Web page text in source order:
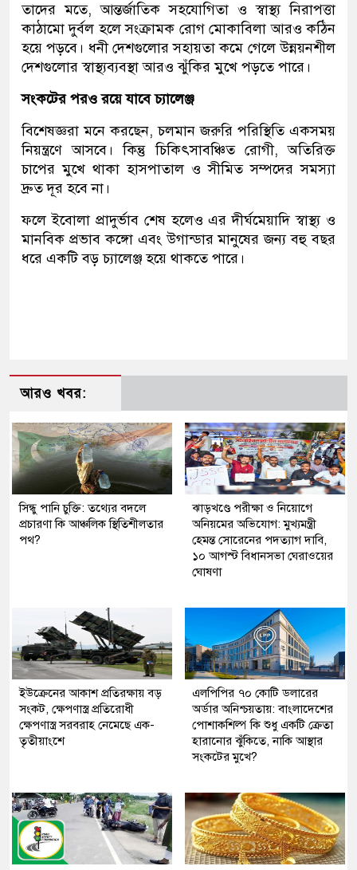
তাদের মতে, আন্তর্জাতিক সহযোগিতা ও স্বাস্থ্য নিরাপত্তা
কাঠামো দুর্বল হলে সংক্রামক রোগ মোকাবিলা আরও কঠিন
হয়ে পড়বে। ধনী দেশগুলোর সহায়তা কমে গেলে উন্নয়নশীল
দেশগুলোর স্বাস্থ্যব্যবস্থা আরও ঝুঁকির মুখে পড়তে পারে।
সংকটের পরও রয়ে যাবে চ্যালেঞ্জ
বিশেষজ্ঞরা মনে করছেন, চলমান জরুরি পরিস্থিতি একসময়
নিয়ন্ত্রণে আসবে। কিন্তু চিকিৎসাবঞ্চিত রোগী, অতিরিক্ত
চাপের মুখে থাকা হাসপাতাল ও সীমিত সম্পদের সমস্যা
দ্রুত দূর হবে না।
ফলে ইবোলা প্রাদুর্ভাব শেষ হলেও এর দীর্ঘমেয়াদি স্বাস্থ্য ও
মানবিক প্রভাব কঙ্গো এবং উগান্ডার মানুষের জন্য বহু বছর
ধরে একটি বড় চ্যালেঞ্জ হয়ে থাকতে পারে।
আরও খবর:
সিন্ধু পানি চুক্তি: তথ্যের বদলে
প্রচারণা কি আঞ্চলিক স্থিতিশীলতার
পথ?
ঝাড়খণ্ডে পরীক্ষা ও নিয়োগে
অনিয়মের অভিযোগ: মুখ্যমন্ত্রী
হেমন্ত সোরেনের পদত্যাগ দাবি,
১০ আগস্ট বিধানসভা ঘেরাওয়ের
ঘোষণা
ইউক্রেনের আকাশ প্রতিরক্ষায় বড়
সংকট, ক্ষেপণাস্ত্র প্রতিরোধী
ক্ষেপণাস্ত্র সরবরাহ নেমেছে এক-
তৃতীয়াংশে
এলপিপির ৭০ কোটি ডলারের
অর্ডার অনিশ্চয়তায়: বাংলাদেশের
পোশাকশিল্প কি শুধু একটি ক্রেতা
হারানোর ঝুঁকিতে, নাকি আস্থার
সংকটের মুখে?